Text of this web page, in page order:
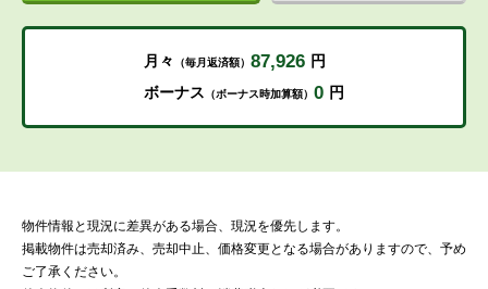
月々 （毎月返済額） 87,926 円
ボーナス （ボーナス時加算額） 0 円
物件情報と現況に差異がある場合、現況を優先します。
掲載物件は売却済み、売却中止、価格変更となる場合がありますので、予め
ご了承ください。